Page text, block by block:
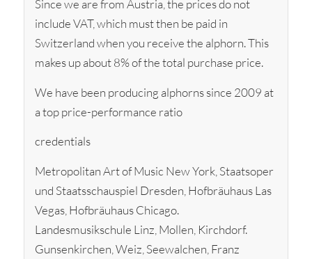
Since we are from Austria, the prices do not
include VAT, which must then be paid in
Switzerland when you receive the alphorn. This
makes up about 8% of the total purchase price.
We have been producing alphorns since 2009 at
a top price-performance ratio
credentials
Metropolitan Art of Music New York, Staatsoper
und Staatsschauspiel Dresden, Hofbräuhaus Las
Vegas, Hofbräuhaus Chicago.
Landesmusikschule Linz, Mollen, Kirchdorf.
Gunsenkirchen, Weiz, Seewalchen, Franz